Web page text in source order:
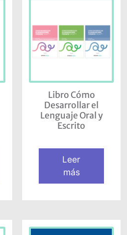
Libro Cómo
Desarrollar el
Lenguaje Oral y
Escrito
Leer
más